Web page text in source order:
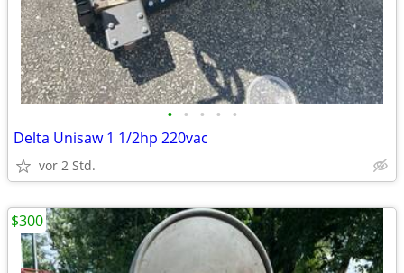
• • • • •
Delta Unisaw 1 1/2hp 220vac
vor 2 Std.
$300